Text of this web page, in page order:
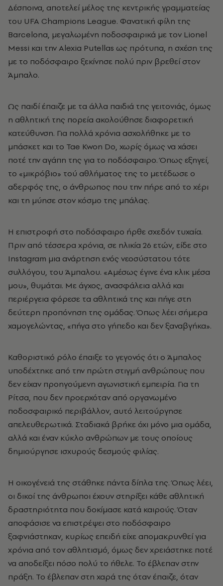
Δέσποινα, αποτελεί μέλος της κεντρικής γραμματείας
του UFA Champions League. Φανατική φίλη της
Barcelona, μεγαλωμένη ποδοσφαιρικά με τον Lionel
Messi και την Alexia Putellas ως πρότυπα, η σχέση της
με το ποδόσφαιρο ξεκίνησε πολύ πριν βρεθεί στον
Άμπαλο.
Ως παιδί έπαιζε με τα άλλα παιδιά της γειτονιάς, όμως
η αθλητική της πορεία ακολούθησε διαφορετική
κατεύθυνση. Για πολλά χρόνια ασχολήθηκε με το
μπάσκετ και το Tae Kwon Do, χωρίς όμως να χάσει
ποτέ την αγάπη της για το ποδόσφαιρο. Όπως εξηγεί,
το «μικρόβιο» τού αθλήματος της το μετέδωσε ο
αδερφός της, ο άνθρωπος που την πήρε από το χέρι
και τη μύησε στον κόσμο της μπάλας.
Η επιστροφή στο ποδόσφαιρο ήρθε σχεδόν τυχαία.
Πριν από τέσσερα χρόνια, σε ηλικία 26 ετών, είδε στο
Instagram μια ανάρτηση ενός νεοσύστατου τότε
συλλόγου, του Άμπαλου. «Αμέσως έγινε ένα κλικ μέσα
μου», θυμάται. Με άγχος, ανασφάλεια αλλά και
περιέργεια φόρεσε τα αθλητικά της και πήγε στη
δεύτερη προπόνηση της ομάδας. Όπως λέει σήμερα
χαμογελώντας, «πήγα στο γήπεδο και δεν ξαναβγήκα».
Καθοριστικό ρόλο έπαιξε το γεγονός ότι ο Άμπαλος
υποδέχτηκε από την πρώτη στιγμή ανθρώπους που
δεν είχαν προηγούμενη αγωνιστική εμπειρία. Για τη
Ρίτσα, που δεν προερχόταν από οργανωμένο
ποδοσφαιρικό περιβάλλον, αυτό λειτούργησε
απελευθερωτικά. Σταδιακά βρήκε όχι μόνο μια ομάδα,
αλλά και έναν κύκλο ανθρώπων με τους οποίους
δημιούργησε ισχυρούς δεσμούς φιλίας.
Η οικογένειά της στάθηκε πάντα δίπλα της. Όπως λέει,
οι δικοί της άνθρωποι έχουν στηρίξει κάθε αθλητική
δραστηριότητα που δοκίμασε κατά καιρούς. Όταν
αποφάσισε να επιστρέψει στο ποδόσφαιρο
ξαφνιάστηκαν, κυρίως επειδή είχε απομακρυνθεί για
χρόνια από τον αθλητισμό, όμως δεν χρειάστηκε ποτέ
να αποδείξει πόσο πολύ το ήθελε. Το έβλεπαν στην
πράξη. Το έβλεπαν στη χαρά της όταν έπαιζε, όταν